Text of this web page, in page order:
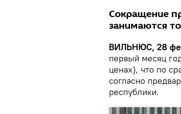
Сокращение
занимаются
ВИЛЬНЮС, 28
первый месяц
ценах), что по
согласно
республики.